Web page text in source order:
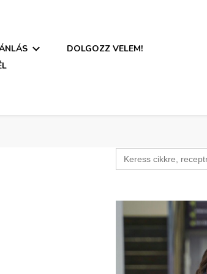
DOLGOZZ VELEM!
Search
for: